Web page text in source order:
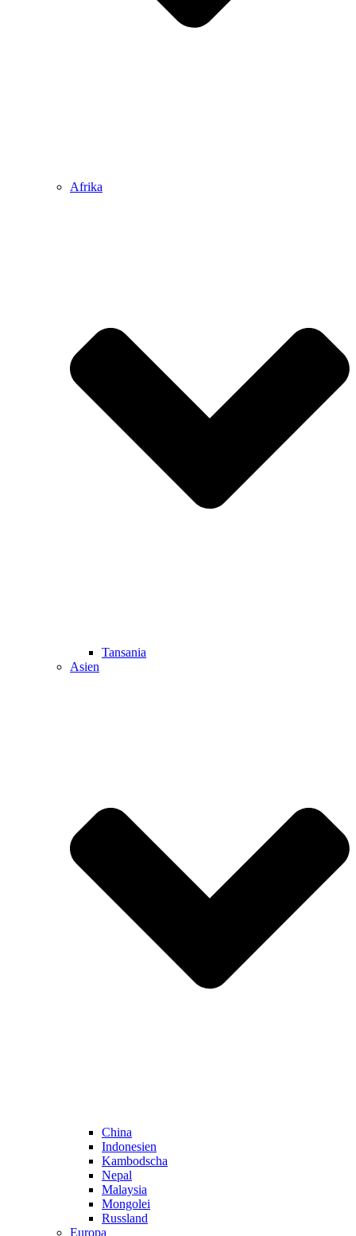
Afrika
Tansania
Asien
China
Indonesien
Kambodscha
Nepal
Malaysia
Mongolei
Russland
Europa